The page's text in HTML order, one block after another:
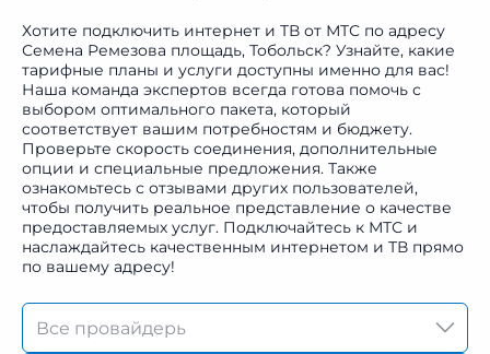
Хотите подключить интернет и ТВ от МТС по адресу
Семена Ремезова площадь, Тобольск? Узнайте, какие
тарифные планы и услуги доступны именно для вас!
Наша команда экспертов всегда готова помочь с
выбором оптимального пакета, который
соответствует вашим потребностям и бюджету.
Проверьте скорость соединения, дополнительные
опции и специальные предложения. Также
ознакомьтесь с отзывами других пользователей,
чтобы получить реальное представление о качестве
предоставляемых услуг. Подключайтесь к МТС и
наслаждайтесь качественным интернетом и ТВ прямо
по вашему адресу!